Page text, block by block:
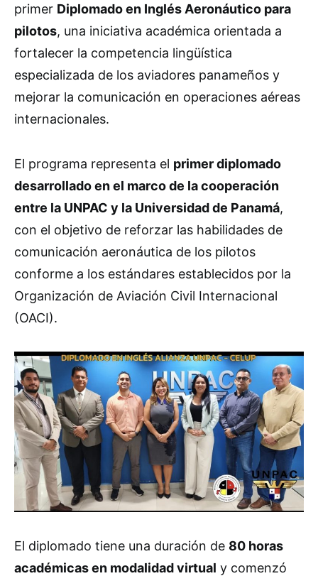
primer Diplomado en Inglés Aeronáutico para
pilotos, una iniciativa académica orientada a
fortalecer la competencia lingüística
especializada de los aviadores panameños y
mejorar la comunicación en operaciones aéreas
internacionales.
El programa representa el primer diplomado
desarrollado en el marco de la cooperación
entre la UNPAC y la Universidad de Panamá,
con el objetivo de reforzar las habilidades de
comunicación aeronáutica de los pilotos
conforme a los estándares establecidos por la
Organización de Aviación Civil Internacional
(OACI).
El diplomado tiene una duración de 80 horas
académicas en modalidad virtual y comenzó